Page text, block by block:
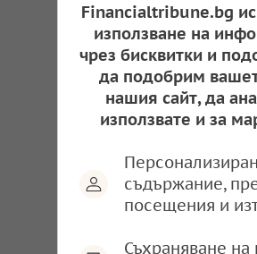
Financialtribune.bg
използване на
чрез бисквитки и
да подобрим
нашия сайт, да
използвате и за
съдържание,
посещения и
Съхраняване